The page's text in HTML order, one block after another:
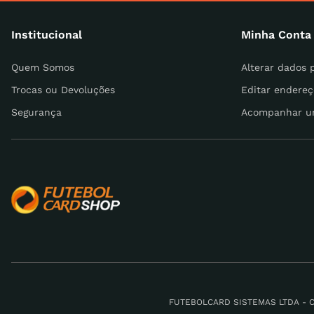
Escreva uma avaliação
Institucional
Quem Somos
Trocas ou Devoluções
Segurança
Minha Conta
Alterar dados
Editar
Acompanhar
FUTEBOLCARD SISTEMAS LTDA